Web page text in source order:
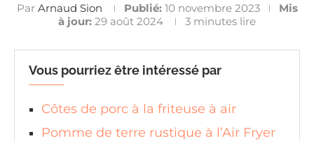
Par Arnaud Sion Publié: 10 novembre 2023
Mis
à jour: 29 août 2024 3 minutes lire
Vous pourriez être intéressé par
Côtes de porc à la friteuse à air
Pomme de terre rustique à l’Air Fryer